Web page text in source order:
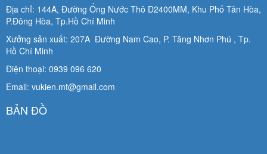
Địa chỉ: 144A, Đường Ống Nước Thô D2400MM, Khu Phố Tân Hòa,
P.Đông Hòa, Tp.Hồ Chí Minh
Xưởng sản xuất: 207A Đường Nam Cao, P. Tăng Nhơn Phú , Tp.
Hồ Chí Minh
Điện thoại: 0939 096 620
Email: vukien.mt@gmail.com
BẢN ĐỒ